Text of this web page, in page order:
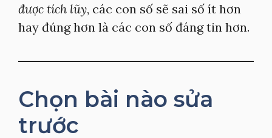
được tích lũy, các con số sẽ sai số ít hơn
hay đúng hơn là các con số đáng tin hơn.
Chọn bài nào sửa
trước